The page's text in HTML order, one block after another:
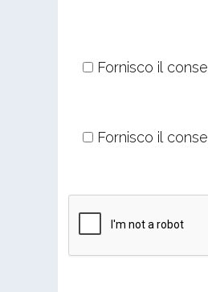
Fornisco il
Fornisco il